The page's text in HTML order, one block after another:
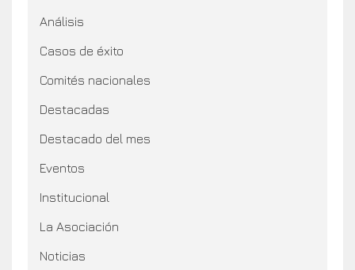
Análisis
Casos de éxito
Comités nacionales
Destacadas
Destacado del mes
Eventos
Institucional
La Asociación
Noticias